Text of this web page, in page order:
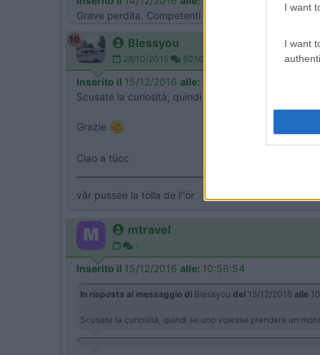
I want
I want
Grave perdita. Competenti e seri. Vlada
10 Blessyou
28/10/2015 5016
Inserito il 15/12/2016 alle: 10:37:03
Scusate la curiosità, quindi se uno volesse
Grazie
Ciao a tücc
vâr pussée la tòlla de l''òr
mtravel
-
Inserito il 15/12/2016 alle: 10:56:54
In risposta al messaggio di Blessyou del 15/12/2016 alle
Scusate la curiosità, quindi se uno volesse prendere un